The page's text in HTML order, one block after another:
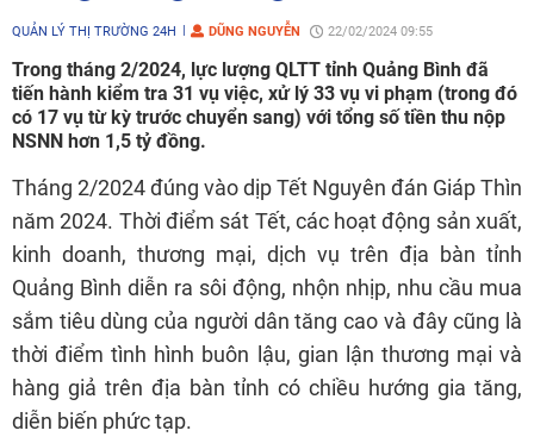
QUẢN LÝ THỊ TRƯỜNG 24H DŨNG NGUYỄN 22/02/2024 09:55
Trong tháng 2/2024, lực lượng QLTT tỉnh Quảng Bình đã
tiến hành kiểm tra 31 vụ việc, xử lý 33 vụ vi phạm (trong đó
có 17 vụ từ kỳ trước chuyển sang) với tổng số tiền thu nộp
NSNN hơn 1,5 tỷ đồng.
Tháng 2/2024 đúng vào dịp Tết Nguyên đán Giáp Thìn
năm 2024. Thời điểm sát Tết, các hoạt động sản xuất,
kinh doanh, thương mại, dịch vụ trên địa bàn tỉnh
Quảng Bình diễn ra sôi động, nhộn nhịp, nhu cầu mua
sắm tiêu dùng của người dân tăng cao và đây cũng là
thời điểm tình hình buôn lậu, gian lận thương mại và
hàng giả trên địa bàn tỉnh có chiều hướng gia tăng,
diễn biến phức tạp.